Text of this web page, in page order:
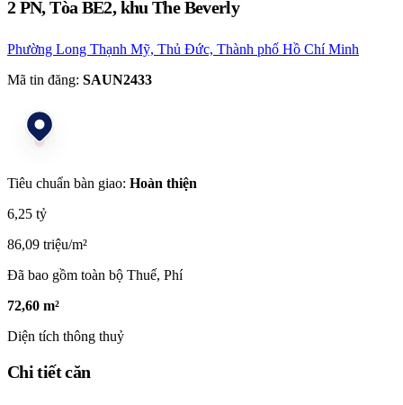
2 PN, Tòa BE2, khu The Beverly
Phường Long Thạnh Mỹ, Thủ Đức, Thành phố Hồ Chí Minh
Mã tin đăng: SAUN2433
Tiêu chuẩn bàn giao: Hoàn thiện
6,25 tỷ
86,09 triệu/m²
Đã bao gồm toàn bộ Thuế, Phí
72,60 m²
Diện tích thông thuỷ
Chi tiết căn